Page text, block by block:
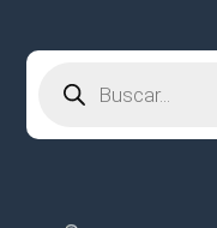
productos